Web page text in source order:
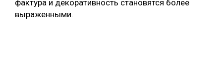
фактура и декоративность становятся более
выраженными.